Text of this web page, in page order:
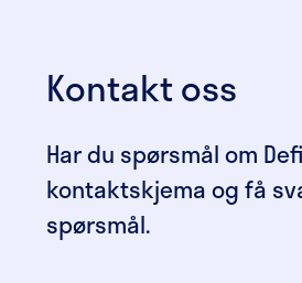
Kontakt oss
Har du spørsmål om
kontaktskjema og få
spørsmål.